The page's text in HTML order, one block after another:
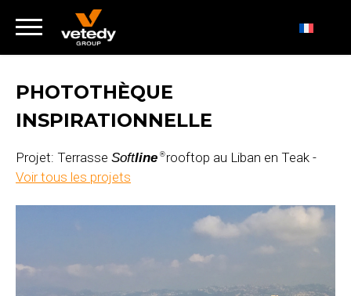
PHOTOTHÈQUE
INSPIRATIONNELLE
Projet: Terrasse Softline ®rooftop au Liban en Teak -
Voir tous les projets